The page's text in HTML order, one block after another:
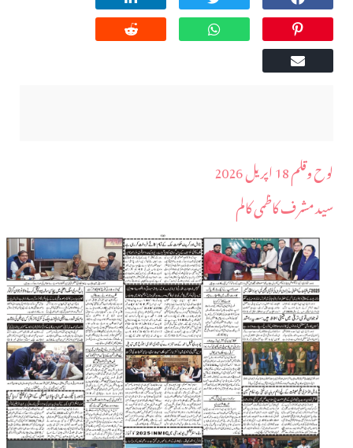
لوح وقلم 18 اپریل 2026
سید مشرف کاظمی کالم